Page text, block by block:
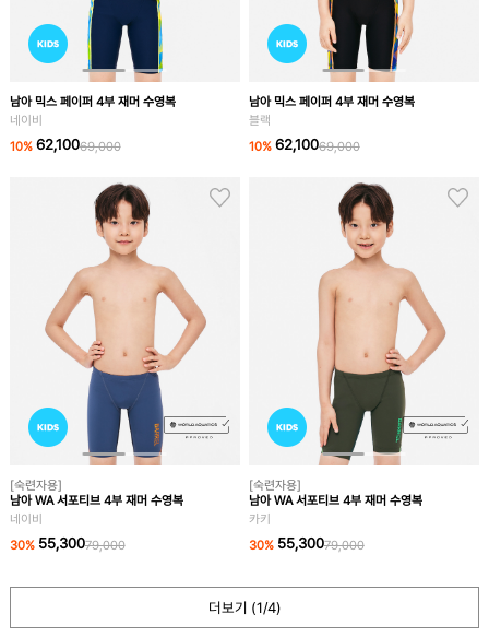
남아 믹스 페이퍼 4부 재머 수영복
10% 62,10069,000
남아 믹스 페이퍼 4부 재머 수영복
10% 62,10069,000
[숙련자용]
남아 WA 서포티브 4부 재머 수영복
네이비
30% 55,30079,000
[숙련자용]
남아 WA 서포티브 4부 재머 수영복
카키
30% 55,30079,000